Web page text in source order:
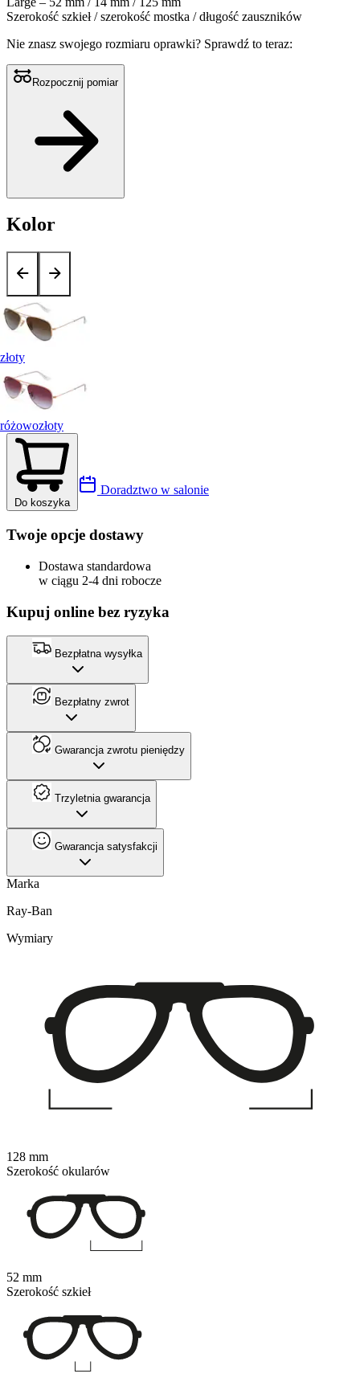
Szerokość szkieł / szerokość mostka / długość zauszników
Nie znasz swojego rozmiaru oprawki? Sprawdź to teraz:
Rozpocznij pomiar
Kolor
złoty
różowozłoty
Do koszyka
Doradztwo w salonie
Twoje opcje dostawy
Dostawa standardowa
w ciągu 2-4 dni robocze
Kupuj online bez ryzyka
Bezpłatna wysyłka
Bezpłatny zwrot
Gwarancja zwrotu pieniędzy
Trzyletnia gwarancja
Gwarancja satysfakcji
Marka
Ray-Ban
Wymiary
128 mm
Szerokość okularów
52 mm
Szerokość szkieł